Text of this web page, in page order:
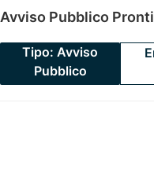
Avviso Pubblico
Tipo: Avviso
Pubblico